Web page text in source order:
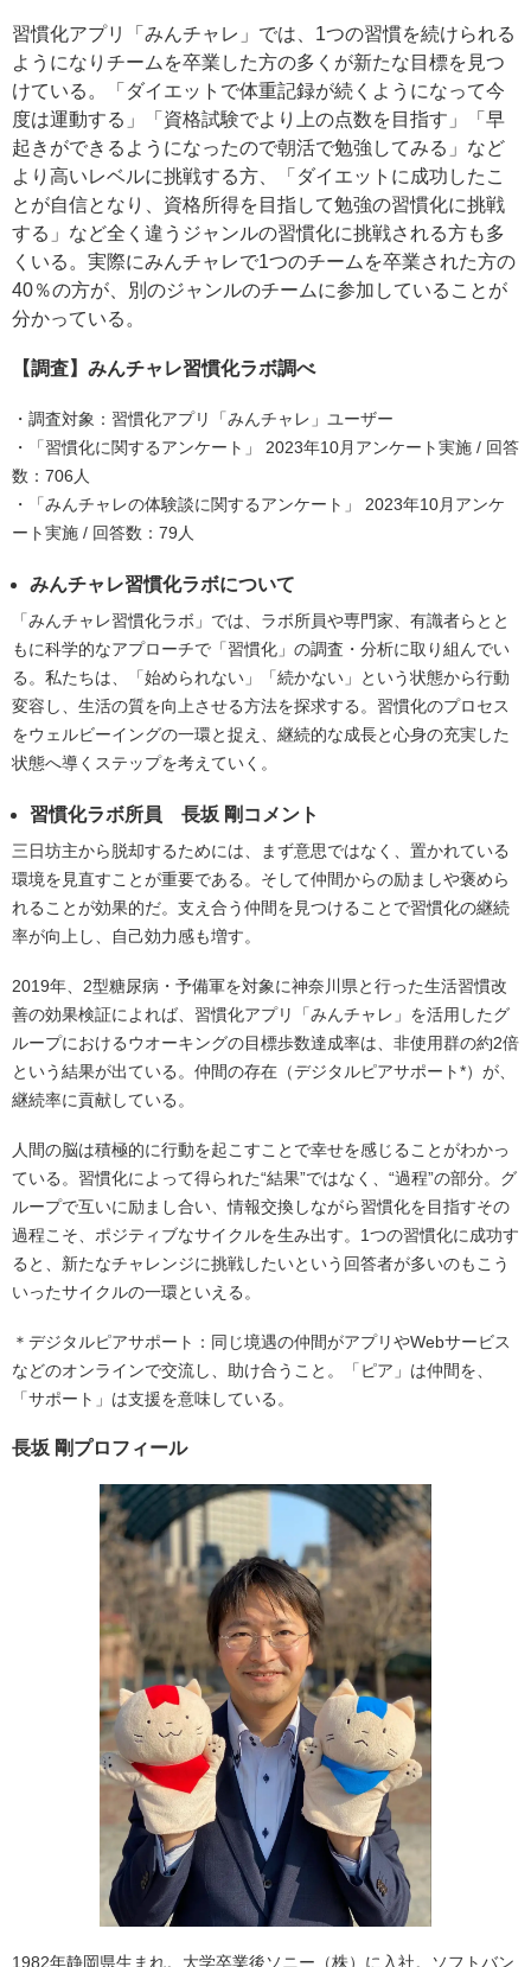
習慣化アプリ「みんチャレ」では、1つの習慣を続けられる
ようになりチームを卒業した方の多くが新たな目標を見つ
けている。「ダイエットで体重記録が続くようになって今
度は運動する」「資格試験でより上の点数を目指す」「早
起きができるようになったので朝活で勉強してみる」など
より高いレベルに挑戦する方、「ダイエットに成功したこ
とが自信となり、資格所得を目指して勉強の習慣化に挑戦
する」など全く違うジャンルの習慣化に挑戦される方も多
くいる。実際にみんチャレで1つのチームを卒業された方の
40％の方が、別のジャンルのチームに参加していることが
分かっている。
【調査】みんチャレ習慣化ラボ調べ
・調査対象：習慣化アプリ「みんチャレ」ユーザー
・「習慣化に関するアンケート」 2023年10月アンケート実施 / 回答
数：706人
・「みんチャレの体験談に関するアンケート」 2023年10月アンケ
ート実施 / 回答数：79人
みんチャレ習慣化ラボについて
「みんチャレ習慣化ラボ」では、ラボ所員や専門家、有識者らとと
もに科学的なアプローチで「習慣化」の調査・分析に取り組んでい
る。私たちは、「始められない」「続かない」という状態から行動
変容し、生活の質を向上させる方法を探求する。習慣化のプロセス
をウェルビーイングの一環と捉え、継続的な成長と心身の充実した
状態へ導くステップを考えていく。
習慣化ラボ所員 長坂 剛コメント
三日坊主から脱却するためには、まず意思ではなく、置かれている
環境を見直すことが重要である。そして仲間からの励ましや褒めら
れることが効果的だ。支え合う仲間を見つけることで習慣化の継続
率が向上し、自己効力感も増す。
2019年、2型糖尿病・予備軍を対象に神奈川県と行った生活習慣改
善の効果検証によれば、習慣化アプリ「みんチャレ」を活用したグ
ループにおけるウオーキングの目標歩数達成率は、非使用群の約2倍
という結果が出ている。仲間の存在（デジタルピアサポート*）が、
継続率に貢献している。
人間の脳は積極的に行動を起こすことで幸せを感じることがわかっ
ている。習慣化によって得られた“結果”ではなく、“過程”の部分。グ
ループで互いに励まし合い、情報交換しながら習慣化を目指すその
過程こそ、ポジティブなサイクルを生み出す。1つの習慣化に成功す
ると、新たなチャレンジに挑戦したいという回答者が多いのもこう
いったサイクルの一環といえる。
＊デジタルピアサポート：同じ境遇の仲間がアプリやWebサービス
などのオンラインで交流し、助け合うこと。「ピア」は仲間を、
「サポート」は支援を意味している。
長坂 剛プロフィール
1982年静岡県生まれ。大学卒業後ソニー（株）に入社。ソフトバン